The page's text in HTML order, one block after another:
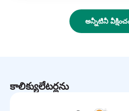
అన్నీటినీ
కాలిక్యులేటర్లను